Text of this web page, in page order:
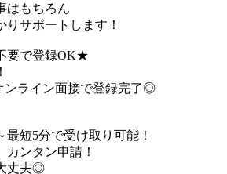
はもちろん
サポートします！
要で登録OK★
ンライン面接で登録完了◎
短5分で受け取り可能！
カンタン申請！
丈夫◎